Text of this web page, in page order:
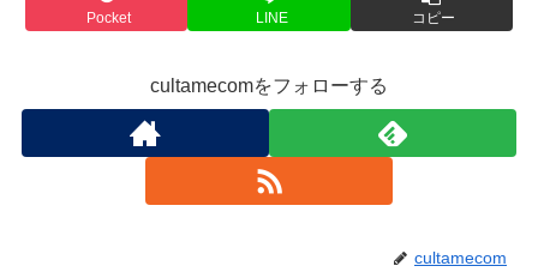
Pocket LINE コピー
cultamecomをフォローする
cultamecom